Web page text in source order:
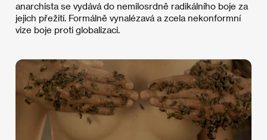
anarchista se vydává do nemilosrdně radikálního boje za
jejich přežití. Formálně vynalézavá a zcela nekonformní
vize boje proti globalizaci.